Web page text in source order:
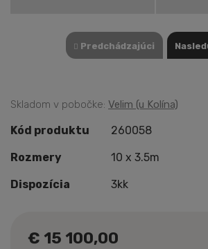
Predchádzajúci
Skladom v pobočke: Velim (u Kolína)
Kód produktu 260058
Rozmery 10 x 3.5m
Dispozícia 3kk
€ 15 100,00